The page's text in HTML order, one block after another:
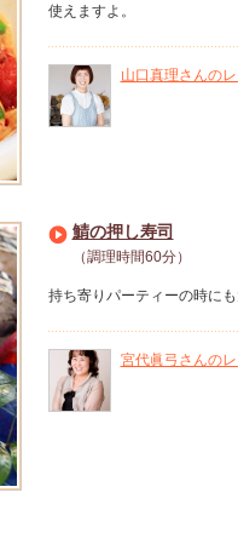
使えますよ。
山口真理さんの
鯖の押し寿司
（調理時間60分）
持ち寄りパーティーの時にも
宮代眞弓さんの